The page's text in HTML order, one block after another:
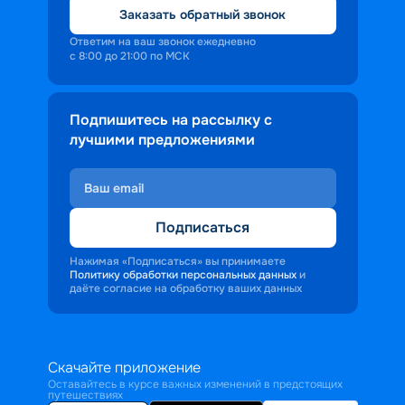
Также история города тесно связана
с творчеством А. М. Горького;
•	разнообразный Калязин, который
интересными светскими и
религиозными постройками, но и
музеями, например сыроделия или
истории русской водки.
Это лишь малая часть городов,
которые можно открыть для себя в
круизе из Москвы.
Заказать обратный звонок
Ответим на ваш звонок ежедневно
с 8:00 до 21:00 по МСК
Подпишитесь на рассылку с
лучшими предложениями
Подписаться
Нажимая «Подписаться» вы принимаете
Политику обработки персональных данных и
даёте согласие на обработку ваших данных
Скачайте приложение
Оставайтесь в курсе важных изменений в предстоящих
путешествиях